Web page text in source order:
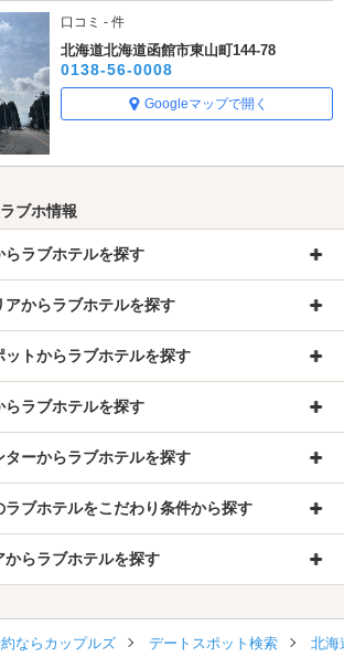
口コミ - 件
北海道北海道函館市東山町144-78
0138-56-0008
Googleマップで開く
ブホ情報
ラブホテルを探す
からラブホテルを探す
トからラブホテルを探す
ラブホテルを探す
ーからラブホテルを探す
ブホテルをこだわり条件から探す
らラブホテルを探す
ならカップルズ デートスポット検索 北海